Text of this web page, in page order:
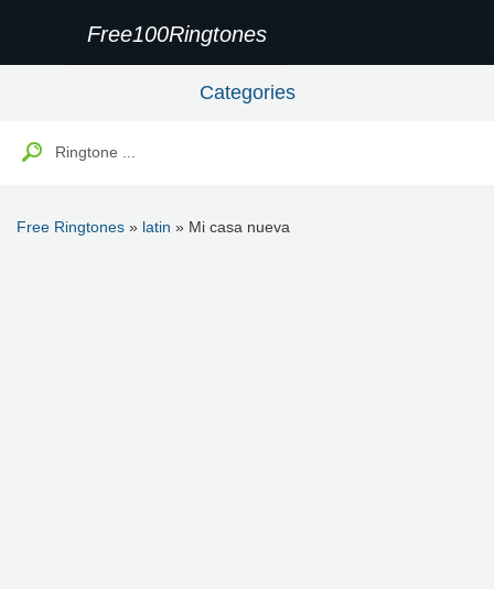
Free100Ringtones
Categories
Free Ringtones » latin » Mi casa nueva